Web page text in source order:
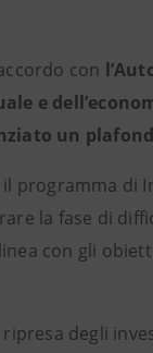
con
e
un
programma di
la fase di
con gli
degli